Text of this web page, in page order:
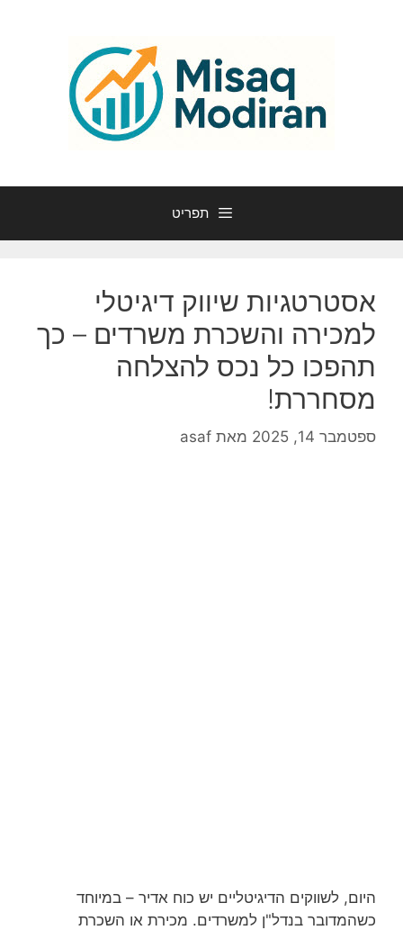
תפריט
אסטרטגיות שיווק דיגיטלי
למכירה והשכרת משרדים – כך
תהפכו כל נכס להצלחה
מסחררת!
ספטמבר 14, 2025 מאת asaf
היום, לשווקים הדיגיטליים יש כוח אדיר – במיוחד
כשהמדובר בנדל"ן למשרדים. מכירת או השכרת